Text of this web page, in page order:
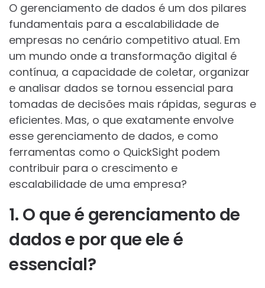
O gerenciamento de dados é um dos pilares
fundamentais para a escalabilidade de
empresas no cenário competitivo atual. Em
um mundo onde a transformação digital é
contínua, a capacidade de coletar, organizar
e analisar dados se tornou essencial para
tomadas de decisões mais rápidas, seguras e
eficientes. Mas, o que exatamente envolve
esse gerenciamento de dados, e como
ferramentas como o QuickSight podem
contribuir para o crescimento e
escalabilidade de uma empresa?
1. O que é gerenciamento de
dados e por que ele é
essencial?